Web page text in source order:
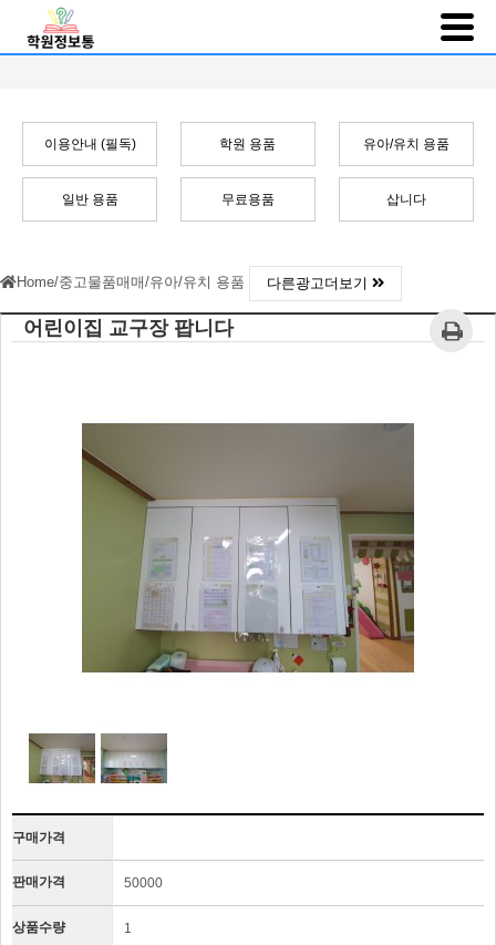
이용안내 (필독) 학원 용품 유아/유치 용품
일반 용품 무료용품 삽니다
Home/중고물품매매/유아/유치 용품 다른광고더보기
어린이집 교구장 팝니다
구매가격
판매가격 50000
상품수량 1